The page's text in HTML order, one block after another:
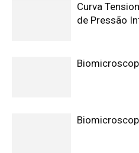
Curva
de Pressão